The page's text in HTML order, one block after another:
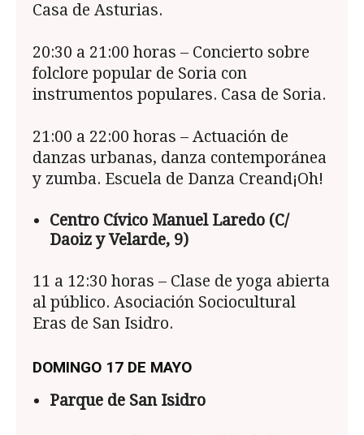
Casa de Asturias.
20:30 a 21:00 horas – Concierto sobre
folclore popular de Soria con
instrumentos populares. Casa de Soria.
21:00 a 22:00 horas – Actuación de
danzas urbanas, danza contemporánea
y zumba. Escuela de Danza Creand¡Oh!
Centro Cívico Manuel Laredo (C/
Daoiz y Velarde, 9)
11 a 12:30 horas – Clase de yoga abierta
al público. Asociación Sociocultural
Eras de San Isidro.
DOMINGO 17 DE MAYO
Parque de San Isidro